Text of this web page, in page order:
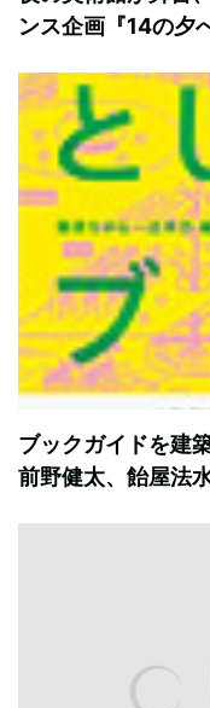
ンス企画『14の夕
ブックガイドを建
前野健太、飴屋法